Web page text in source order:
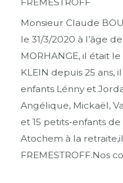
Monsieur Claude
le 31/3/2020 à l’âge
MORHANGE, il était
KLEIN depuis 25 ans,
enfants Lénny et
Angélique, Mickaël,
et 15 petits-enfants
Atochem à la
FREMESTROFF.Nos